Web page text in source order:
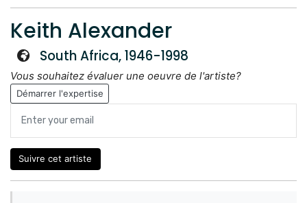
Keith Alexander
South Africa, 1946-1998
Vous souhaitez évaluer une oeuvre de l'artiste?
Démarrer l'expertise
Suivre cet artiste